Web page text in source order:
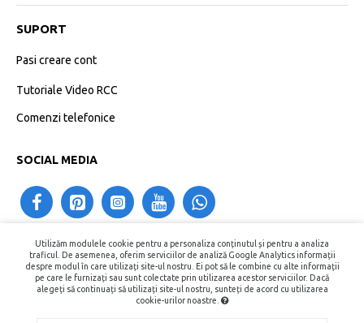
Utilizăm modulele cookie pentru a personaliza conținutul și pentru a analiza
traficul. De asemenea, oferim serviciilor de analiză Google Analytics informații
despre modul în care utilizați site-ul nostru. Ei pot să le combine cu alte informații
pe care le furnizați sau sunt colectate prin utilizarea acestor serviciilor. Dacă
alegeți să continuați să utilizați site-ul nostru, sunteți de acord cu utilizarea
cookie-urilor noastre.
SUPORT
Pasi creare cont
Tutoriale Video RCC
Comenzi telefonice
SOCIAL MEDIA
contact@recipientecosmetice.ro
+40730575557